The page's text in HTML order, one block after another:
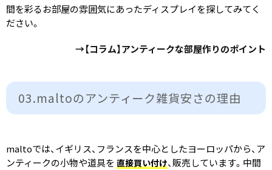
間を彩るお部屋の雰囲気にあったディスプレイを探してみてく
ださい。
→【コラム】アンティークな部屋作りのポイント
03.maltoの​アンティーク雑貨安さの​理由
maltoでは、イギリス、フランスを中心としたヨーロッパから、ア
ンティークの小物や道具を 直接買い付け、販売しています。中間